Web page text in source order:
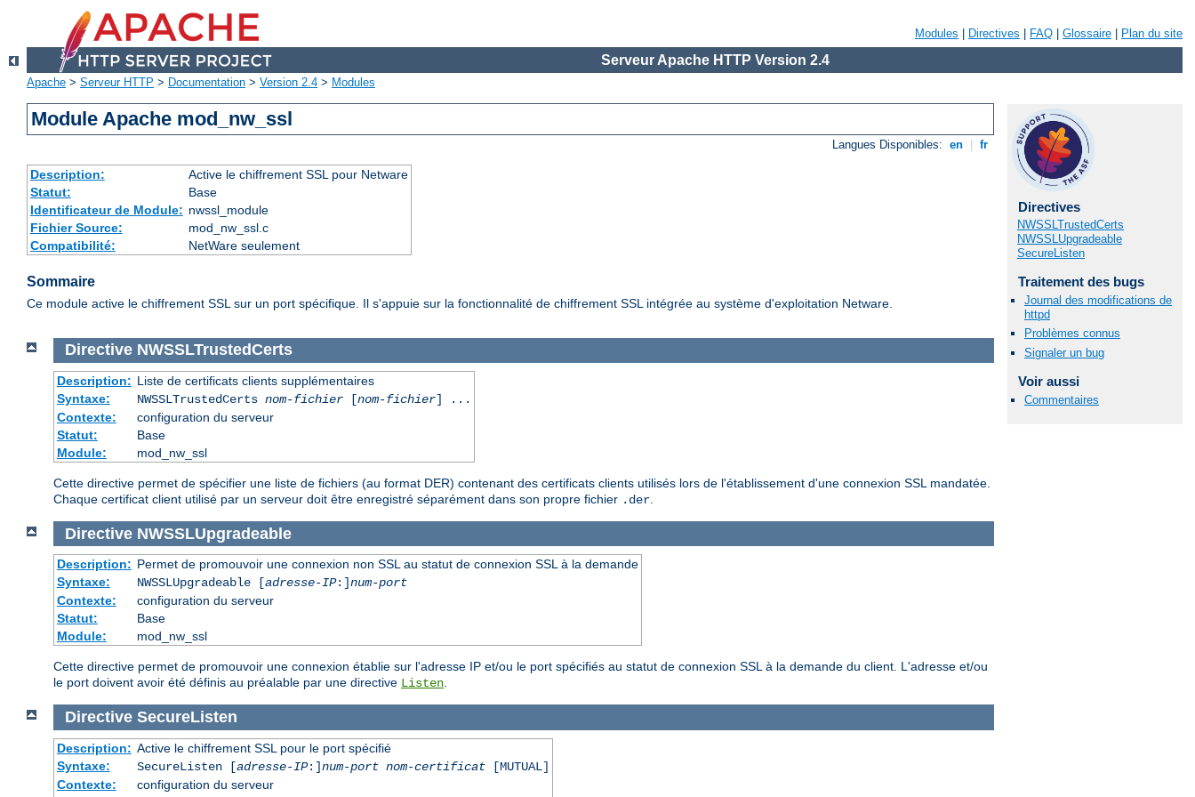
Modules Directives FAQ Glossaire Plan du site
Serveur Apache HTTP Version 2.4
Apache > Serveur HTTP > Documentation > Version 2.4 > Modules
Module Apache mod_nw_ssl
Langues Disponibles: en fr
Description:
Active le chiffrement SSL pour Netware
Statut:
Base
Identificateur de Module: nwssl_module
Fichier Source:
mod_nw_ssl.c
Compatibilité:
NetWare seulement
Sommaire
Ce module active le chiffrement SSL sur un port spécifique. Il s'appuie sur la fonctionnalité de chiffrement SSL intégrée au système d'exploitation Netware.
Directives
NWSSLTrustedCerts
NWSSLUpgradeable
SecureListen
Traitement des bugs
Journal des modifications de
httpd
Problèmes connus
Signaler un bug
Voir aussi
Commentaires
Directive NWSSLTrustedCerts
Description: Liste de certificats clients supplémentaires
Syntaxe:
NWSSLTrustedCerts nom-fichier[nom-fichier] ...
Contexte:
configuration du serveur
Statut:
Base
Module:
mod_nw_ssl
Cette directive permet de spécifier une liste de fichiers (au format DER) contenant des certificats clients utilisés lors de l'établissement d'une connexion SSL mandatée.
Chaque certificat client utilisé par un serveur doit être enregistré séparément dans son propre fichier .der
Directive NWSSLUpgradeable
Description: Permet de promouvoir une connexion non SSL au statut de connexion SSL à la demande
Syntaxe:
NWSSLUpgradeable [adresse-IP:]num-port
Contexte:
configuration du serveur
Statut:
Base
Module:
mod_nw_ssl
Cette directive permet de promouvoir une connexion établie sur l'adresse IP et/ou le port spécifiés au statut de connexion SSL à la demande du client. L'adresse et/ou
le port doivent avoir été définis au préalable par une directive Listen.
Directive SecureListen
Description: Active le chiffrement SSL pour le port spécifié
Syntaxe:
SecureListen [adresse-IP:]num-port nom-certificat[MUTUAL]
Contexte:
configuration du serveur